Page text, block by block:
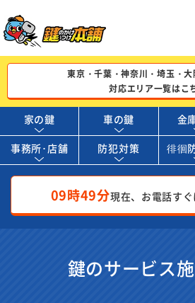
東京・千葉・神奈川・埼玉・
対応エリア一覧はこ
家の鍵 車の鍵 金
事務所･店舗 防犯対策 徘徊
09時49分現在、お電話すぐ
鍵のサービス